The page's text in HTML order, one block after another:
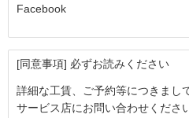
Facebook
[同意事項] 必ずお読みください
詳細な工賃、ご予約等につきまし
サービス店にお問い合わせくださ